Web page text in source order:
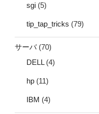
sgi (5)
tip_tap_tricks (79)
サーバ(70)
DELL(4)
hp (11)
IBM (4)